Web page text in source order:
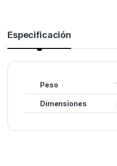
Especificación
Peso
Dimensiones